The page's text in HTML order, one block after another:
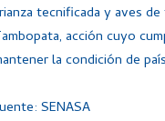
tecnificada y aves
acción cuyo
la condición de
SENASA